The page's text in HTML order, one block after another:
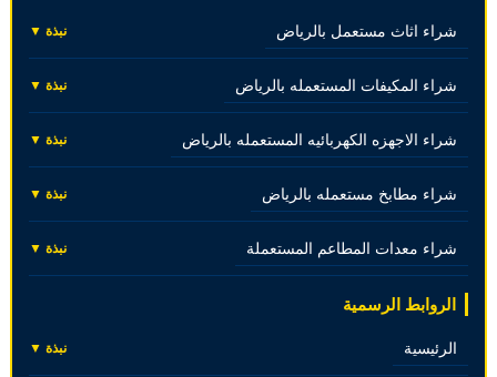
شراء اثاث مستعمل بالرياض نبذة ▼
شراء المكيفات المستعمله بالرياض نبذة ▼
شراء الاجهزه الكهربائيه المستعمله بالرياض نبذة ▼
شراء مطابخ مستعمله بالرياض نبذة ▼
شراء معدات المطاعم المستعملة نبذة ▼
الروابط الرسمية
الرئيسية نبذة ▼